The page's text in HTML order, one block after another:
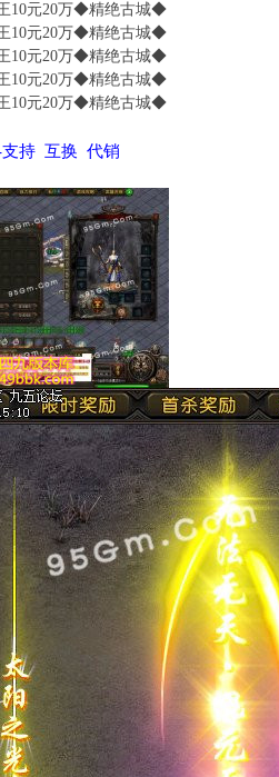
10元20万◆精绝古城◆
10元20万◆精绝古城◆
10元20万◆精绝古城◆
10元20万◆精绝古城◆
10元20万◆精绝古城◆
支持 互换 代销